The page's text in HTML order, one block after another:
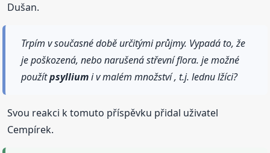
Dušan.
Trpím v současné době určitými průjmy. Vypadá to, že
je poškozená, nebo narušená střevní flora. je možné
použítpsylliumi v malém množství , t.j. lednu lžíci?
Svou reakci k tomuto příspěvku přidal uživatel
Cempírek.